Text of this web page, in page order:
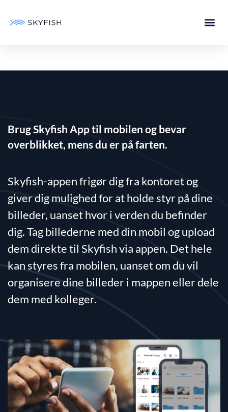
Brug Skyfish App til mobilen og bevar
overblikket, mens du er på farten.
Skyfish-appen frigør dig fra kontoret og
giver dig mulighed for at holde styr på dine
billeder, uanset hvor i verden du befinder
dig. Tag billederne med din mobil og upload
dem direkte til Skyfish via appen. Det hele
kan styres fra mobilen, uanset om du vil
organisere dine billeder i mappen eller dele
dem med kolleger.